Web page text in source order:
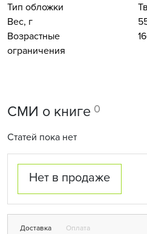
Тип обложки
Вес, г
Возрастные
ограничения
СМИ о книге 0
Статей пока нет
Нет в продаже
Доставка Оплата